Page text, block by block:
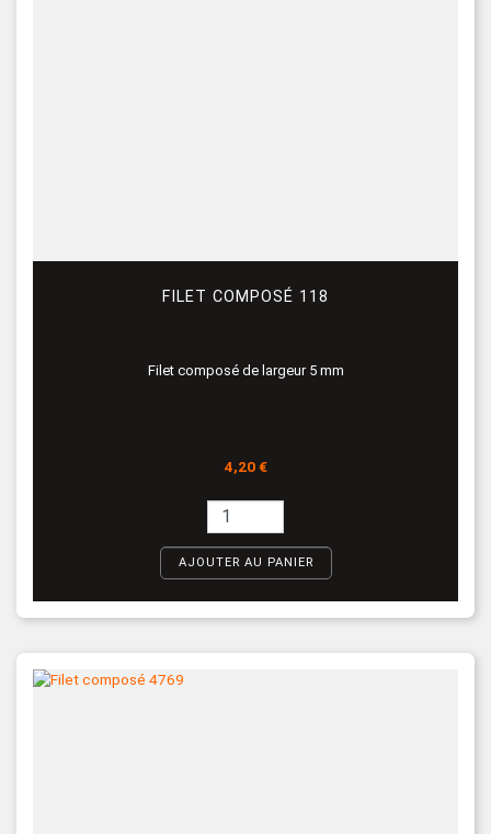
FILET COMPOSÉ 118
Filet composé de largeur 5 mm
Prix
4,20 €
AJOUTER AU PANIER